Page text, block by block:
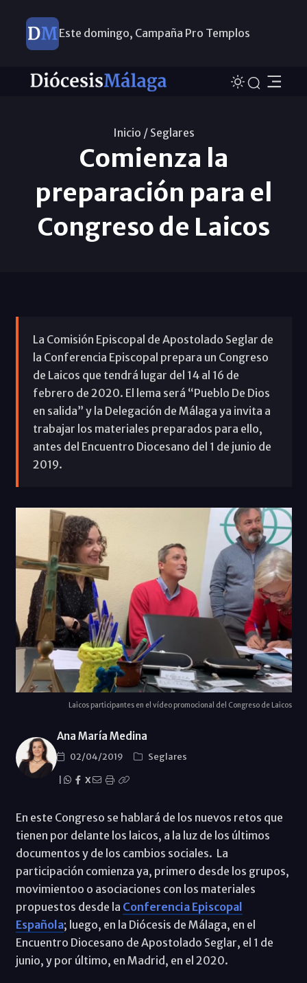
Este domingo, Campaña Pro Templos
Inicio / Seglares
Comienza la
preparación para el
Congreso de Laicos
La Comisión Episcopal de Apostolado Seglar de
la Conferencia Episcopal prepara un Congreso
de Laicos que tendrá lugar del 14 al 16 de
febrero de 2020. El lema será “Pueblo De Dios
en salida” y la Delegación de Málaga ya invita a
trabajar los materiales preparados para ello,
antes del Encuentro Diocesano del 1 de junio de
2019.
Laicos participantes en el vídeo promocional del Congreso de Laicos
Ana María Medina
02/04/2019
Seglares
X
En este Congreso se hablará de los nuevos retos que
tienen por delante los laicos, a la luz de los últimos
documentos y de los cambios sociales. La
participación comienza ya, primero desde los grupos,
movimientoo o asociaciones con los materiales
propuestos desde la Conferencia Episcopal
Española; luego, en la Diócesis de Málaga, en el
Encuentro Diocesano de Apostolado Seglar, el 1 de
junio, y por último, en Madrid, en el 2020.